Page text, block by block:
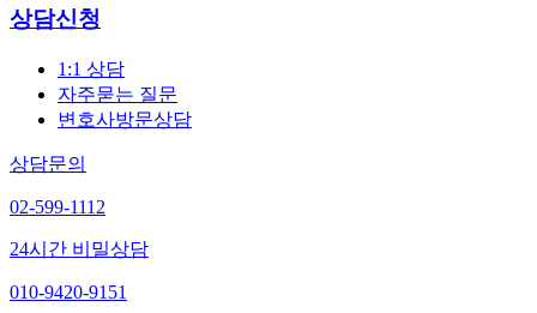
상담신청
1:1 상담
자주묻는 질문
변호사방문상담
상담문의
02-599-1112
24시간 비밀상담
010-9420-9151